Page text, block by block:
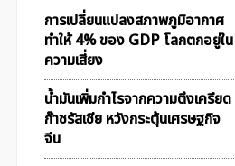
การเปลี่ยนแปลงสภาพภูมิอากาศ
ทำให้ 4% ของ GDP โลกตกอยู่ใน
ความเสี่ยง
น้ำมันเพิ่มกำไรจากความตึงเครียด
ก๊าซรัสเซีย หวังกระตุ้นเศรษฐกิจ
จีน